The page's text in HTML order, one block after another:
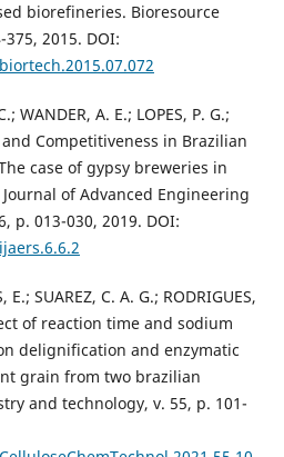
biorefineries. Bioresource
2015. DOI:
WANDER, A. E.; LOPES, P. G.;
and Competitiveness in Brazilian
case of gypsy breweries in
of Advanced Engineering
p. 013-030, 2019. DOI:
E.; SUAREZ, C. A. G.; RODRIGUES,
of reaction time and sodium
delignification and enzymatic
grain from two brazilian
and technology, v. 55, p. 101-